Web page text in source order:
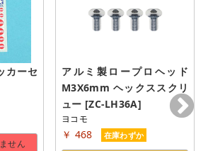
カーセ
せん
アルミ製ロープロヘッド
M3X6mm ヘックススクリ
ュー [ZC-LH36A]
ヨコモ
￥ 468 在庫わずか